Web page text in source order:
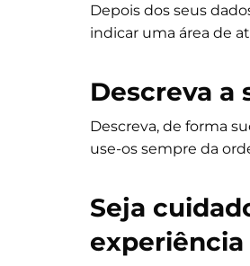
Depois dos seus
indicar uma área de
Descreva a
Descreva, de forma
use-os sempre da
Seja